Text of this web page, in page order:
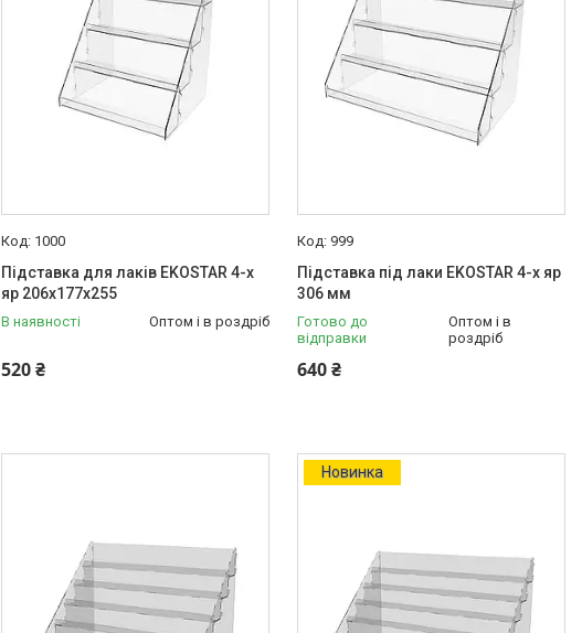
1000
Підставка для лаків EKOSTAR 4-х
яр 206х177х255
В наявності Оптом і в роздріб
520 ₴
999
Підставка під лаки EKOSTAR 4-х яр
306 мм
Готово до
відправки
Оптом і в
роздріб
640 ₴
Новинка